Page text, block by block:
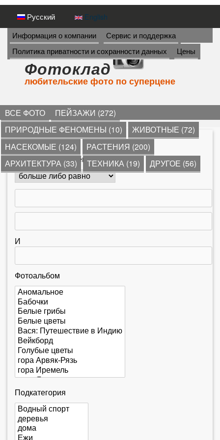
Перейти
к
основному
содержанию
Русский English
И
Н
Ф
О
И
Я
Информация о компании
Сервис и поддержка
Политика приватности и сохранности данных
Цены
Фотоклад
любительские фото по суперцене
ВСЕ ФОТО
ПЕЙЗАЖИ (272)
ПРИРОДНЫЕ ФЕНОМЕНЫ (10)
ЖИВОТНЫЕ (72)
НАСЕКОМЫЕ (124)
РАСТЕНИЯ (200)
АРХИТЕКТУРА (33)
ТЕХНИКА (19) ДРУГОЕ (56)
В
ы
з
д
с
->*»пауки»
Количество комментариев
И
Фотоальбом
Подкатегория